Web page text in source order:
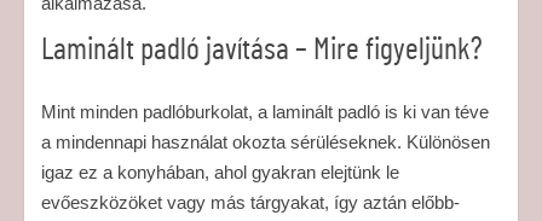
Laminált padló javítása – Mire figyeljünk?
Mint minden padlóburkolat, a laminált padló is ki van téve
a mindennapi használat okozta sérüléseknek. Különösen
igaz ez a konyhában, ahol gyakran elejtünk le
evőeszközöket vagy más tárgyakat, így aztán előbb-